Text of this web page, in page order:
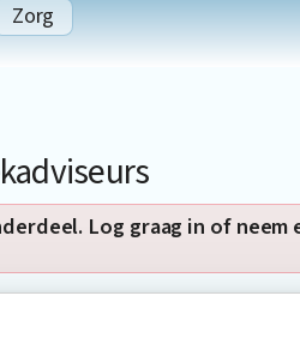
Zorg
Log graag in of neem